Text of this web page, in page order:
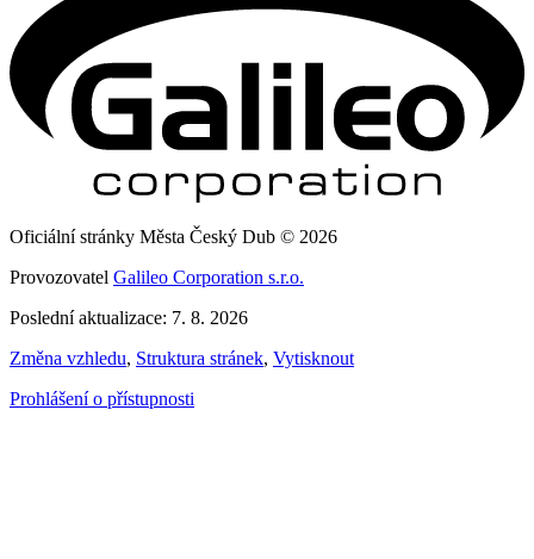
Oficiální stránky Města Český Dub © 2026
Provozovatel Galileo Corporation s.r.o.
Poslední aktualizace: 7. 8. 2026
Změna vzhledu, Struktura stránek, Vytisknout
Prohlášení o přístupnosti